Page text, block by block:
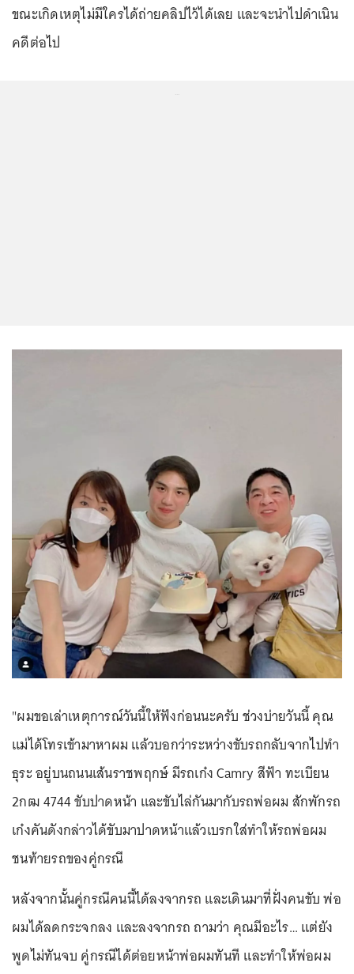
ขณะเกิดเหตุไม่มีใครได้ถ่ายคลิปไว้ได้เลย และจะนำไปดำเนิน
คดีต่อไป
"ผมขอเล่าเหตุการณ์วันนี้ให้ฟังก่อนนะครับ ช่วงบ่ายวันนี้ คุณ
แม่ได้โทรเข้ามาหาผม แล้วบอกว่าระหว่างขับรถกลับจากไปทำ
ธุระ อยู่บนถนนเส้นราชพฤกษ์ มีรถเก๋ง Camry สีฟ้า ทะเบียน
2กฒ 4744 ขับปาดหน้า และขับไล่กันมากับรถพ่อผม สักพักรถ
เก๋งคันดังกล่าวได้ขับมาปาดหน้าแล้วเบรกใส่ทำให้รถพ่อผม
ชนท้ายรถของคู่กรณี
หลังจากนั้นคู่กรณีคนนี้ได้ลงจากรถ และเดินมาที่ฝั่งคนขับ พ่อ
ผมได้ลดกระจกลง และลงจากรถ ถามว่า คุณมีอะไร… แต่ยัง
พูดไม่ทันจบ คู่กรณีได้ต่อยหน้าพ่อผมทันที และทำให้พ่อผม